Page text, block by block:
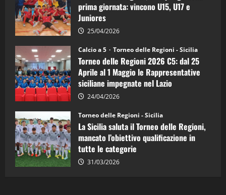
prima giornata: vincono U15, U17 e
Juniores
25/04/2026
Calcio a 5 Torneo delle Regioni - Sicilia
Torneo delle Regioni 2026 C5: dal 25
Aprile al 1 Maggio le Rappresentative
siciliane impegnate nel Lazio
24/04/2026
Torneo delle Regioni - Sicilia
La Sicilia saluta il Torneo delle Regioni,
mancato l’obiettivo qualificazione in
tutte le categorie
31/03/2026